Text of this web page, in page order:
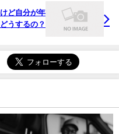
ど自分が年
うするの？